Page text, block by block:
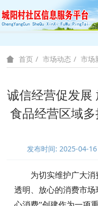
首页 市场动态 市场
诚信经营促发展
食品经营区域
发布时间: 2025-04-
为切实维护广大消
透明、放心的消费市